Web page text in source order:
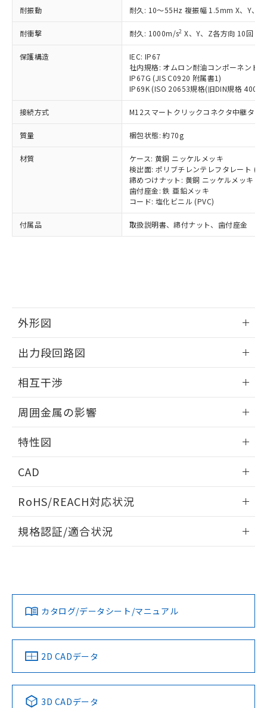
耐振動 耐久: 10～55Hz 複振幅 1.5mm X、Y、Z
耐衝撃 耐久: 1000m/s2 X、Y、Z各方向 10回
保護構造
IEC: IP67
社内規格: オムロン耐油コンポーネント
IP67G (JIS C0920 附属書1)
IP69K (ISO 20653規格(旧DIN規格
接続方式 M12スマートクリックコネクタ中継タイ
質量 梱包状態: 約70g
材質
ケース: 黄銅 ニッケルメッキ
検出面: ポリブチレンテレフタレート
締めつけナット: 黄銅 ニッケルメッキ
歯付座金: 鉄 亜鉛メッキ
コード: 塩化ビニル (PVC)
付属品 取扱説明書、締付ナット、歯付座金
外形図
外形図
出力段回路図
出力段回路図
タイムチャート
相互干渉
相互干渉
A: 30mm以上、B: 20mm以上
周囲金属の影響
周囲金属の影響
上、n: 18mm以上
特性図
検出物体の大きさと材質による影響
検出領域
CAD
ドすることができます。
ログイン/会員登録
ダウンロードデータをご利用いただく前に、以下を必ずお読
みください。
ソフトウェアの使用条件
RoHS/REACH対応状況
EU RoHS 注意事項・凡例
対応済み
中国 RoHS 注意事項・凡例
規格認証/適合状況
LR型式承認
（イギリス
船舶規格）
DNV型式承認
（ノルウェー
BV型式承認
（フランス
KR型式
（韓国
No No No No
カタログ/データシート/マニュアル
2D CADデータ
3D CADデータ
記載している更新日時点での社内デー
タに基づき作成されるものであり、閲
覧された時点での実際の在庫および標
準価格とは異なる場合があることをご
了承ください。
正式な納期状況および標準価格はお客
様のお取引先、またはお客様担当のオ
ムロン制御機器販売店・当社販売員に
ご相談ください。
オムロン制御機器販売店や当社販売拠
販売ネットワーク
」をご確認
在庫状況および標準価格結果を当社の
事前の承諾なく第三者に漏洩または開
示しないようお願いします。
マイパーツ機能（部品リスト作成サー
ビス）をご利用いただくには、I-Web
メンバーズにご登録されている必要が
あります。
をご了承ください。
の共同利用に関して"
の「1.共同利
用者の範囲」に記載されている法人を
指します。
六価クロム(Cr(Ⅵ)) 1000ppm以下、ポリ臭化ビフェニル
類(PBB) 1000ppm以下、ポリ臭化ジフェニルエーテル類
(PBDE) 1000ppm以下、フタル酸ビス(2-エチルヘキシ
ル) (DEHP)(別名：DOP) 1000ppm以下、フタル酸ブチ
ルベンジル（BBP） 1000ppm以下、フタル酸ジブチル
（DBP） 1000ppm以下、フタル酸ジイソブチル
適用除外項目は除く。
フタル酸エステル類の４物質については閾値を超える意
図的な使用がないことを確認しています。
部品在庫の切り替え状況などにより、予定
月が前後することがあります。
EU RoHS指令（10物質）の非含有証明書
51物質の非含有証明書（当社基準）
るもので、過去に遡って非含有を証明する
ものではありません。
また、RoHS指令のフタル酸エステル類４
物質の対応では、対応完了までの期間は出
荷製品に未対応品が混在することから備考
欄に対応日を記載しておりました。
していることから、特段のことがない限
り、2022年1月12日より割愛しておりま
*中国RoHS10物質の基準値 (GB/T26572)：
Pb(鉛) :1000ppm、 Hg(水銀) : 1000ppm、 Cd(カドミウ
Cr(Ⅵ)(六価クロム) : 1000ppm、 PBBs(ポリ臭化ビフェ
ニル類) : 1000ppm、 PBDEs(ポリ臭化ジフェニルエーテ
DBP(フタル酸ジブチル) : 1000ppm、 DIBP(フタル酸ジ
イソブチル) : 1000ppm、 BBP(フタル酸ブチルベンジ
DEHP(フタル酸ビス(2-エチルヘキシル)) : 1000ppm
※2 環境保護使用期限
「ｅ」：有害物質（10物質）のすべてが基
準値以下であることを示します。
「10」：通常の使用状況下において有害物
質が外部に漏えいし、環境に深刻な影響を
及ぼさない年数を意味します。
「－」：未確認です。当社販売部門へお問
（以下｢規制貨物等」という）を輸出
または国外への提供する場合は、日本
国政府の輸出許可(または役務取引許
可)を取得するなどの必要な手続きを
当社は規制貨物を破棄する場合は、完
全に破砕するなど、違法に輸出されな
いよう必要な手段を講じます。
当社は貴社製品を、核兵器、ミサイ
武器並びにこれらの製造装置等に一切
使用いたしません。
当社は、貴社製品を第三者に販売する
場合は、上記1、2および3の内容を当
該第三者に通知します。また当社は、
販売先および販売に係わる関係者が違
法に輸出するおそれがある場合は、取
り引きをいたしません。
一定数以上の在庫あり
一定数には満たないが在庫あり
在庫なし(最新の在庫状況につ
いては、お客様のお取引先、ま
たはお客様担当のオムロン制御
機器販売店・当社販売員にご確
認ください)
受注生産機種、また在庫状況の
情報を公開していない機種